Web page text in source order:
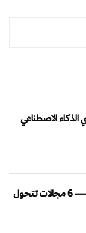
الذكاء الاصطناعي